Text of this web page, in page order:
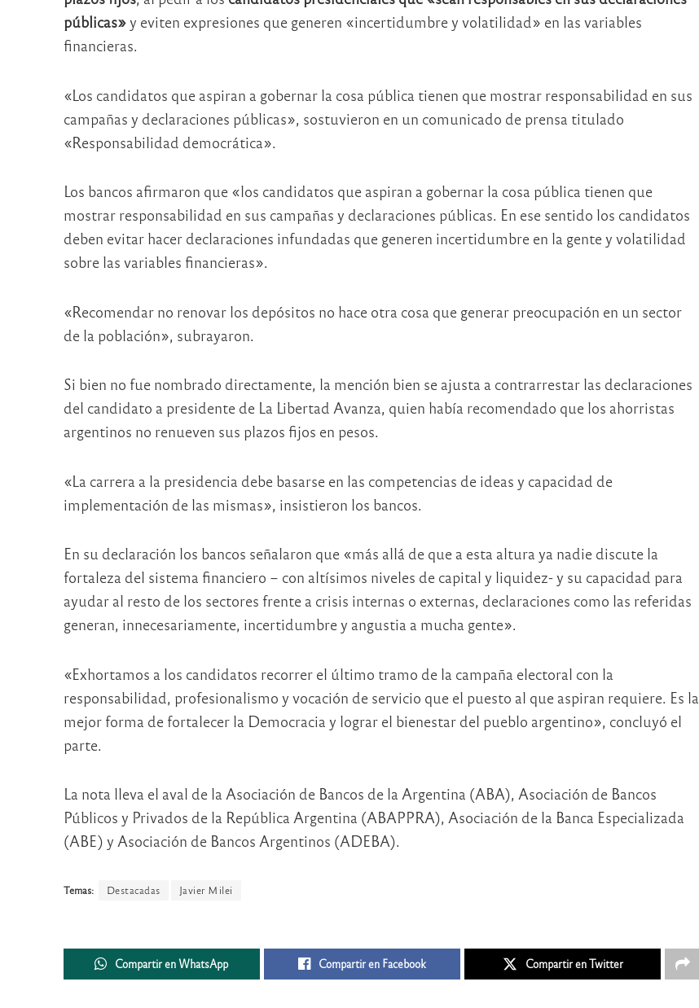
públicas»y eviten expresiones que generen «incertidumbre y volatilidad» en las variables
financieras.
«Los candidatos que aspiran a gobernar la cosa pública tienen que mostrar responsabilidad en sus
campañas y declaraciones públicas», sostuvieron en un comunicado de prensa titulado
«Responsabilidad democrática».
Los bancos afirmaron que «los candidatos que aspiran a gobernar la cosa pública tienen que
mostrar responsabilidad en sus campañas y declaraciones públicas. En ese sentido los candidatos
deben evitar hacer declaraciones infundadas que generen incertidumbre en la gente y volatilidad
sobre las variables financieras».
«Recomendar no renovar los depósitos no hace otra cosa que generar preocupación en un sector
de la población», subrayaron.
Si bien no fue nombrado directamente, la mención bien se ajusta a contrarrestar las declaraciones
del candidato a presidente de La Libertad Avanza, quien había recomendado que los ahorristas
argentinos no renueven sus plazos fijos en pesos.
«La carrera a la presidencia debe basarse en las competencias de ideas y capacidad de
implementación de las mismas», insistieron los bancos.
En su declaración los bancos señalaron que «más allá de que a esta altura ya nadie discute la
fortaleza del sistema financiero – con altísimos niveles de capital y liquidez- y su capacidad para
ayudar al resto de los sectores frente a crisis internas o externas, declaraciones como las referidas
generan, innecesariamente, incertidumbre y angustia a mucha gente».
«Exhortamos a los candidatos recorrer el último tramo de la campaña electoral con la
responsabilidad, profesionalismo y vocación de servicio que el puesto al que aspiran requiere. Es la
mejor forma de fortalecer la Democracia y lograr el bienestar del pueblo argentino», concluyó el
parte.
La nota lleva el aval de la Asociación de Bancos de la Argentina (ABA), Asociación de Bancos
Públicos y Privados de la República Argentina (ABAPPRA), Asociación de la Banca Especializada
(ABE) y Asociación de Bancos Argentinos (ADEBA).
Temas: Destacadas Javier Milei
Compartir en WhatsApp Compartir en Facebook Compartir en Twitter